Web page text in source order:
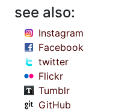
see also:
Instagram
Facebook
twitter
Flickr
Tumblr
GitHub